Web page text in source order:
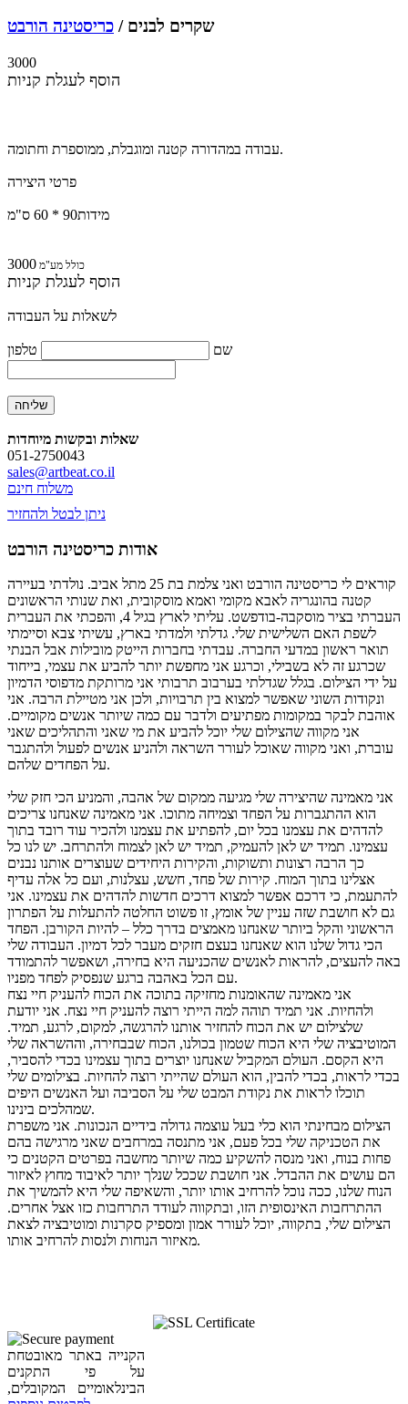
שקרים לבנים / כריסטינה הורבט
3000
הוסף לעגלת קניות
עבודה במהדורה קטנה ומוגבלת, ממוספרת וחתומה.
פרטי היצירה
מידות90 * 60 ס"מ
3000 כולל מע"מ
הוסף לעגלת קניות
לשאלות על העבודה
שם טלפון
שאלות ובקשות מיוחדות
051-2750043
sales@artbeat.co.il
משלוח חינם
ניתן לבטל ולהחזיר
אודות כריסטינה הורבט
קוראים לי כריסטינה הורבט ואני צלמת בת 25 מתל אביב. נולדתי בעיירה
קטנה בהונגריה לאבא מקומי ואמא מוסקובית, ואת שנותי הראשונים
העברתי בציר מוסקבה-בודפשט. עליתי לארץ בגיל 4, והפכתי את העברית
לשפת האם השלישית שלי. גדלתי ולמדתי בארץ, עשיתי צבא וסיימתי
תואר ראשון במדעי החברה. עבדתי בחברות הייטק מובילות אבל הבנתי
שכרגע זה לא בשבילי, וכרגע אני מחפשת יותר להביע את עצמי, בייחוד
על ידי הצילום. בגלל שגדלתי בערבוב תרבותי אני מרותקת מדפוסי הדמיון
ונקודות השוני שאפשר למצוא בין תרבויות, ולכן אני מטיילת הרבה. אני
אוהבת לבקר במקומות מפתיעים ולדבר עם כמה שיותר אנשים מקומיים.
אני מקווה שהצילום שלי יוכל להביע את מי שאני והתהליכים שאני
עוברת, ואני מקווה שאוכל לעורר השראה ולהניע אנשים לפעול ולהתגבר
על הפחדים שלהם.
אני מאמינה שהיצירה שלי מגיעה ממקום של אהבה, והמניע הכי חזק שלי
הוא ההתגברות על הפחד וצמיחה מתוכו. אני מאמינה שאנחנו צריכים
להדהים את עצמנו בכל יום, להפתיע את עצמנו ולהכיר עוד רובד בתוך
עצמינו. תמיד יש לאן להעמיק, תמיד יש לאן לצמוח ולהתרחב. יש לנו כל
כך הרבה רצונות ותשוקות, והקירות היחידים שעוצרים אותנו נבנים
אצלינו בתוך המוח. קירות של פחד, חשש, עצלנות, ועם כל אלה עדיף
להתעמת, כי דרכם אפשר למצוא דרכים חדשות להדהים את עצמינו. אני
גם לא חושבת שזה עניין של אומץ, זו פשוט החלטה להתעלות על הפתרון
הראשוני והקל ביותר שאנחנו מאמצים בדרך כלל – להיות הקורבן. הפחד
הכי גדול שלנו הוא שאנחנו בעצם חזקים מעבר לכל דמיון. העבודה שלי
באה להעצים, להראות לאנשים שהכניעה היא בחירה, ושאפשר להתמודד
עם הכל באהבה ברגע שנפסיק לפחד מפניו.
אני מאמינה שהאומנות מחזיקה בתוכה את הכוח להעניק חיי נצח
ולהחיות. אני תמיד תוהה למה הייתי רוצה להעניק חיי נצח. אני יודעת
שלצילום יש את הכוח להחזיר אותנו להרגשה, למקום, לרגע, תמיד.
המוטיבציה שלי היא הכוח שטמון בכולנו, הכוח שבבחירה, וההשראה שלי
היא הקסם. העולם המקביל שאנחנו יוצרים בתוך עצמינו בכדי להסביר,
בכדי לראות, בכדי להבין, הוא העולם שהייתי רוצה להחיות. בצילומים שלי
תוכלו לראות את נקודת המבט שלי על הסביבה ועל האנשים היפים
שמהלכים בינינו.
הצילום מבחינתי הוא כלי בעל עוצמה גדולה בידיים הנכונות. אני משפרת
את הטכניקה שלי בכל פעם, אני מתנסה במרחבים שאני מרגישה בהם
פחות בנוח, ואני מנסה להשקיע כמה שיותר מחשבה בפרטים הקטנים כי
הם עושים את ההבדל. אני חושבת שככל שנלך יותר לאיבוד מחוץ לאיזור
הנוח שלנו, ככה נוכל להרחיב אותו יותר, והשאיפה שלי היא להמשיך את
ההתרחבות האינסופית הזו, ובתקווה לעודד התרחבות כזו אצל אחרים.
הצילום שלי, בתקווה, יוכל לעורר אמון ומספיק סקרנות ומוטיבציה לצאת
מאיזור הנוחות ולנסות להרחיב אותו.
הקנייה באתר מאובטחת
על פי התקנים
הבינלאומיים המקובלים,